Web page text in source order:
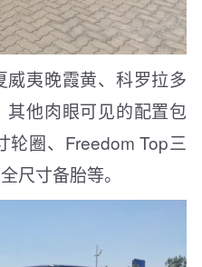
威夷晚霞黄、科罗拉多
其他肉眼可见的配置包
轮圈、Freedom Top三
尺寸备胎等。